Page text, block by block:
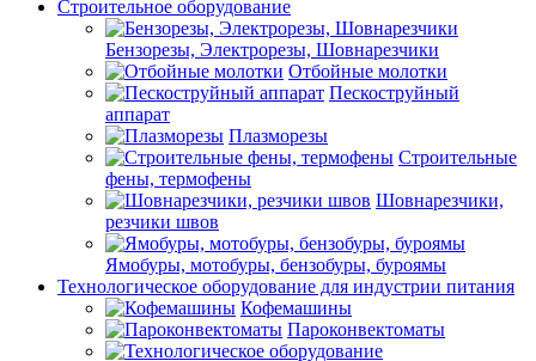
Строительное оборудование
Бензорезы, Электрорезы, Шовнарезчики
Отбойные молотки
Пескоструйный
аппарат
Плазморезы
Строительные
фены, термофены
Шовнарезчики,
резчики швов
Ямобуры, мотобуры, бензобуры, буроямы
Технологическое оборудование для индустрии питания
Кофемашины
Пароконвектоматы